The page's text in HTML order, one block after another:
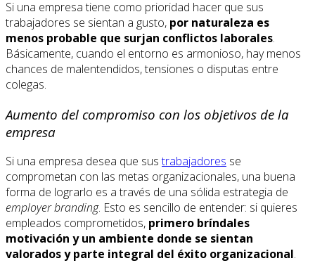
Si una empresa tiene como prioridad hacer que sus
trabajadores se sientan a gusto, por naturaleza es
menos probable que surjan conflictos laborales.
Básicamente, cuando el entorno es armonioso, hay menos
chances de malentendidos, tensiones o disputas entre
colegas.
Aumento del compromiso con los objetivos de la
empresa
Si una empresa desea que sustrabajadores se
comprometan con las metas organizacionales, una buena
forma de lograrlo es a través de una sólida estrategia de
employer branding. Esto es sencillo de entender: si quieres
empleados comprometidos, primero bríndales
motivación y un ambiente donde se sientan
valorados y parte integral del éxito organizacional.